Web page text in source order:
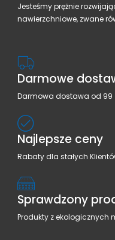
Jesteśmy prężnie
nawierzchniowe, zwane
Darmowe
Darmowa dostawa od 99
Najlepsze ceny
Rabaty dla stałych
Sprawdzony
Produkty z ekologicznych